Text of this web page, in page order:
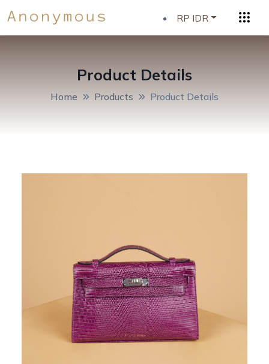
RP IDR
Product Details
Home Products Product Details